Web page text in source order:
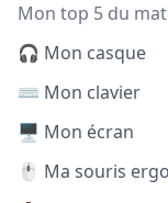
Mon top 5 du
🎧 Mon casque
⌨️ Mon clavier
🖥️ Mon écran
🖱️ Ma souris